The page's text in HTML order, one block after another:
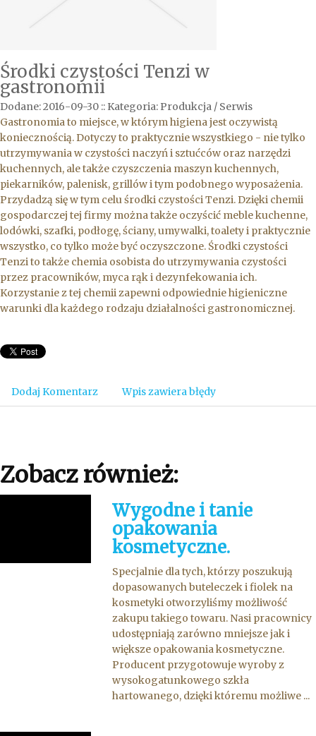
Środki czystości Tenzi w
gastronomii
Dodane: 2016-09-30 :: Kategoria: Produkcja / Serwis
Gastronomia to miejsce, w którym higiena jest oczywistą
koniecznością. Dotyczy to praktycznie wszystkiego - nie tylko
utrzymywania w czystości naczyń i sztućców oraz narzędzi
kuchennych, ale także czyszczenia maszyn kuchennych,
piekarników, palenisk, grillów i tym podobnego wyposażenia.
Przydadzą się w tym celu środki czystości Tenzi. Dzięki chemii
gospodarczej tej firmy można także oczyścić meble kuchenne,
lodówki, szafki, podłogę, ściany, umywalki, toalety i praktycznie
wszystko, co tylko może być oczyszczone. Środki czystości
Tenzi to także chemia osobista do utrzymywania czystości
przez pracowników, myca rąk i dezynfekowania ich.
Korzystanie z tej chemii zapewni odpowiednie higieniczne
warunki dla każdego rodzaju działalności gastronomicznej.
Dodaj Komentarz Wpis zawiera błędy
Zobacz również:
Wygodne i tanie
opakowania
kosmetyczne.
Specjalnie dla tych, którzy poszukują
dopasowanych buteleczek i fiolek na
kosmetyki otworzyliśmy możliwość
zakupu takiego towaru. Nasi pracownicy
udostępniają zarówno mniejsze jak i
większe opakowania kosmetyczne.
Producent przygotowuje wyroby z
wysokogatunkowego szkła
hartowanego, dzięki któremu możliwe ...